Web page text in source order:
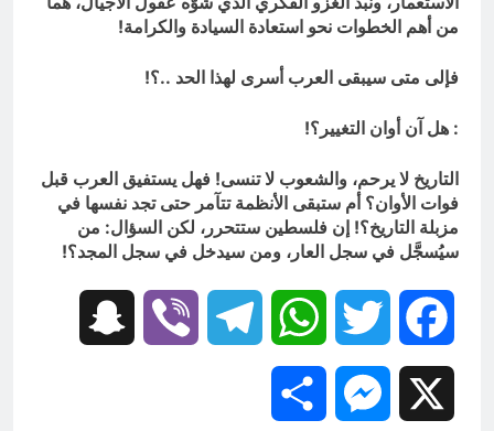
من أهم الخطوات نحو استعادة السيادة والكرامة!
فإلى متى سيبقى العرب أسرى لهذا الحد ..؟!
: هل آن أوان التغيير؟!
التاريخ لا يرحم، والشعوب لا تنسى! فهل يستفيق العرب قبل
فوات الأوان؟ أم ستبقى الأنظمة تتآمر حتى تجد نفسها في
مزبلة التاريخ؟! إن فلسطين ستتحرر، لكن السؤال: من
سيُسجَّل في سجل العار، ومن سيدخل في سجل المجد؟!
Facebook
Twitter
WhatsApp
Telegram
Viber
Messenger